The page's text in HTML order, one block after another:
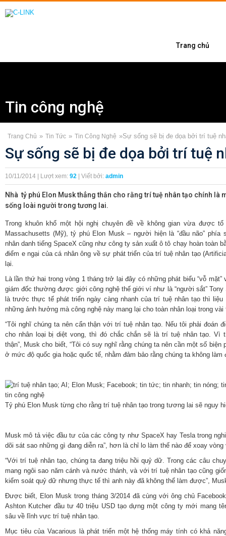
Trang chủ
Tin công nghệ
Trang Chủ » Tin Tức » Tin Công Nghệ »Sự sống sẽ bị đe dọa bởi trí tuệ
Sự sống sẽ bị đe dọa bởi trí tuệ
10/11/2014 | Lượt xem: 92 | Viết bởi: admin
Nhà tỷ phú Elon Musk thẳng thắn cho rằng trí tuệ nhân tạo chính là
sống loài người trong tương lai.
Trong khuôn khổ một hội nghị chuyên đề về không gian vừa được
Massachusetts (Mỹ), tỷ phú Elon Musk – người hiện là “đầu não” phía
nhân danh tiếng SpaceX cũng như công ty sản xuất ô tô chạy hoàn toàn
điểm e ngại của cá nhân ông về sự phát triển của trí tuệ nhân tạo
lại.
Là lần thứ hai trong vòng 1 tháng trở lại đây có những phát biểu “vỗ
giám đốc thường được giới công nghệ thế giới ví như là “người sắt” Tony
là trước thực tế phát triển ngày càng nhanh của trí tuệ nhân tạo thì
những ảnh hưởng mà công nghệ này mang lại cho toàn nhân loại trong
“Tôi nghĩ chúng ta nên cẩn thận với trí tuệ nhân tạo. Nếu tôi phải đoán
cho nhân loại bị diệt vong, thì đó chắc chắn sẽ là trí tuệ nhân tạo. Vì
thận”, Musk cho biết, “Tôi có suy nghĩ rằng chúng ta nên cần một số biện
ở mức độ quốc gia hoặc quốc tế, nhằm đảm bảo rằng chúng ta không làm
Tỷ phú Elon Musk từng cho rằng trí tuệ nhân tạo trong tương lai sẽ nguy
Musk mô tả việc đầu tư của các công ty như SpaceX hay Tesla trong
dõi sát sao những gì đang diễn ra”, hơn là chỉ lo làm thế nào để xoay vòng
“Với trí tuệ nhân tạo, chúng ta đang triệu hồi quỷ dữ. Trong các câu
mang ngôi sao năm cánh và nước thánh, và với trí tuệ nhân tạo cũng
kiểm soát quỷ dữ nhưng thực tế thì anh này đã không thể làm được”,
Được biết, Elon Musk trong tháng 3/2014 đã cùng với ông chủ
Ashton Kutcher đầu tư 40 triệu USD tạo dựng một công ty mới mang
sâu về lĩnh vực trí tuệ nhân tạo.
Mục tiêu của Vacarious là phát triển một hệ thống máy tính có khả